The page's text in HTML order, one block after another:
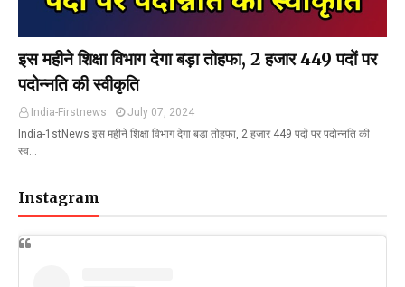
इस महीने शिक्षा विभाग देगा बड़ा तोहफा, 2 हजार 449 पदों पर
पदोन्नति की स्वीकृति
India-Firstnews
July 07, 2024
India-1stNews इस महीने शिक्षा विभाग देगा बड़ा तोहफा, 2 हजार 449 पदों पर पदोन्नति की
स्व…
Instagram